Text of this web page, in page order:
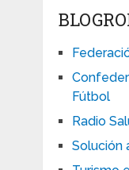
Fútbol
Radio
Solución